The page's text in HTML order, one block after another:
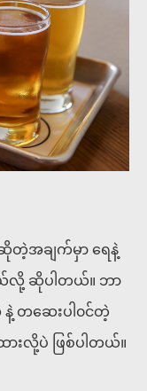
အချက်မှာ ရေနဲ့
ယ်လို့ ဆိုပါတယ်။ ဘာ
ဆေးပါ၀င်တဲ့
းလို့ပဲ ဖြစ်ပါတယ်။